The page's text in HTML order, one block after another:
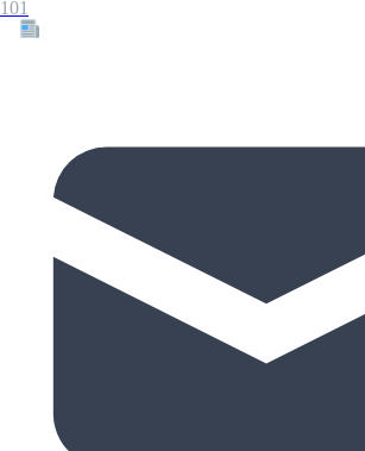
101